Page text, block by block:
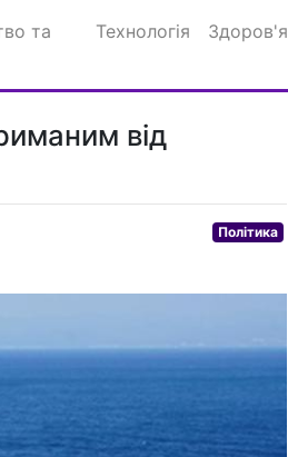
та
Технологія Здоров'я
від
Політика